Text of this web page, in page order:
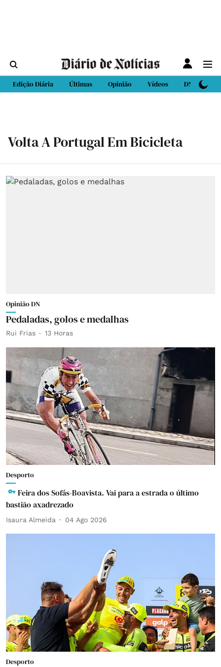
Edição Diária Últimas Opinião Vídeos DN Sport
Volta A Portugal Em Bicicleta
Opinião DN
Pedaladas, golos e medalhas
Rui Frias 13 Horas
Desporto
Feira dos Sofás-Boavista. Vai para a estrada o último
bastião axadrezado
Isaura Almeida 04 Ago 2026
Desporto